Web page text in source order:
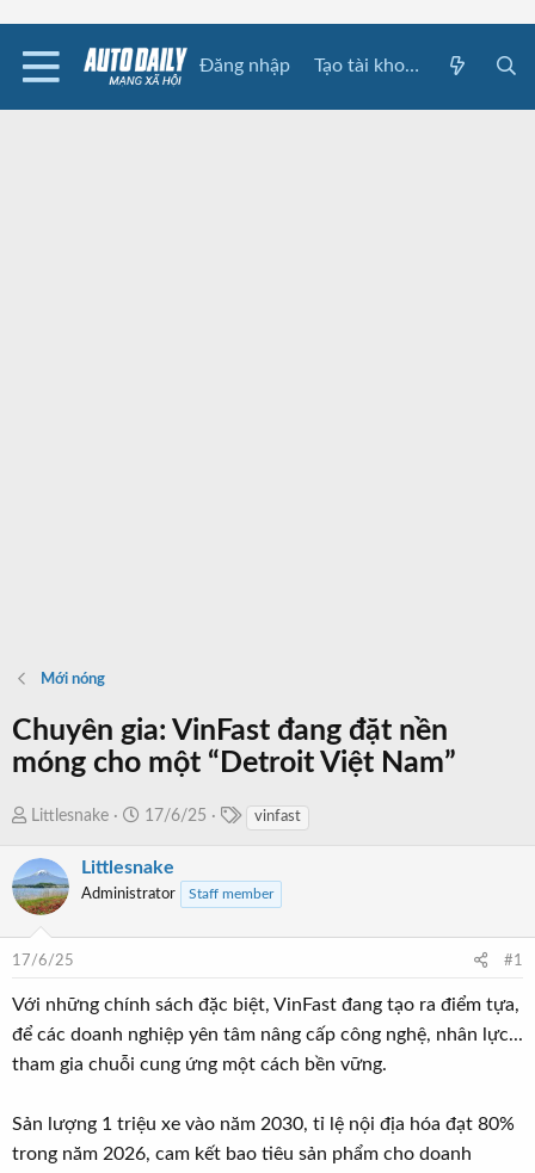
Đăng nhập Tạo tài khoản
Mới nóng
Chuyên gia: VinFast đang đặt nền
móng cho một “Detroit Việt Nam”
T
r
e
a
t
a
r
Littlesnake
N
à
y
đ
ầ
17/6/25
s
vinfast
Littlesnake
Administrator Staff member
17/6/25 #1
Với những chính sách đặc biệt, VinFast đang tạo ra điểm tựa,
để các doanh nghiệp yên tâm nâng cấp công nghệ, nhân lực...
tham gia chuỗi cung ứng một cách bền vững.
Sản lượng 1 triệu xe vào năm 2030, tỉ lệ nội địa hóa đạt 80%
trong năm 2026, cam kết bao tiêu sản phẩm cho doanh